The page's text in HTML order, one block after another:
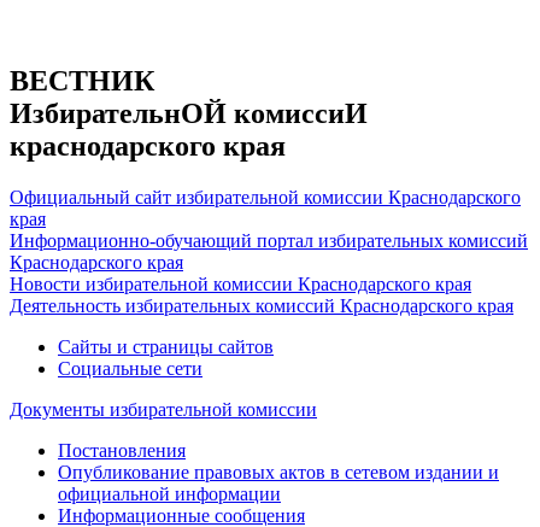
ВЕСТНИК
ИзбирательнОЙ комиссиИ
краснодарского края
Официальный сайт избирательной комиссии Краснодарского
края
Информационно-обучающий портал избирательных комиссий
Краснодарского края
Новости избирательной комиссии Краснодарского края
Деятельность избирательных комиссий Краснодарского края
Сайты и страницы сайтов
Социальные сети
Документы избирательной комиссии
Постановления
Опубликование правовых актов в сетевом издании и
официальной информации
Информационные сообщения